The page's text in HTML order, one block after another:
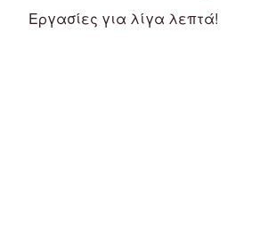
Εργασίες για λίγα λεπτά!